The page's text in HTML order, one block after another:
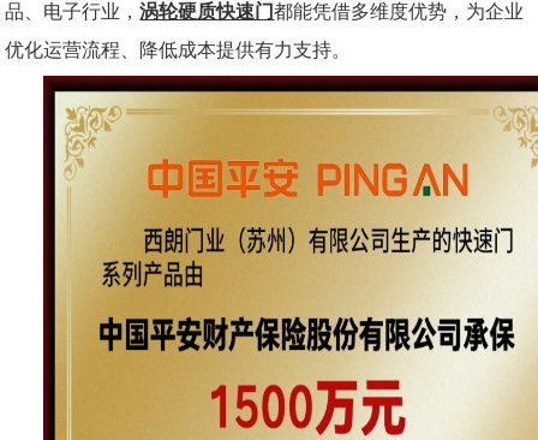
品、电子行业，涡轮硬质快速门都能凭借多维度优势，为企业
优化运营流程、降低成本提供有力支持。